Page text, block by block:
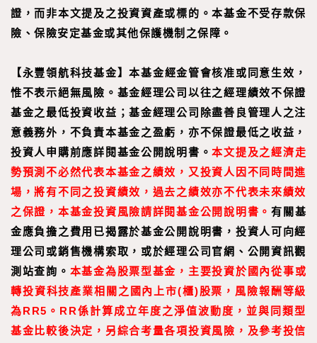
證，而非本文提及之投資資產或標的。本基金不受存款保
險、保險安定基金或其他保護機制之保障。
【永豐領航科技基金】本基金經金管會核准或同意生效，
惟不表示絕無風險。基金經理公司以往之經理績效不保證
基金之最低投資收益；基金經理公司除盡善良管理人之注
意義務外，不負責本基金之盈虧，亦不保證最低之收益，
投資人申購前應詳閱基金公開說明書。本文提及之經濟走
勢預測不必然代表本基金之績效，又投資人因不同時間進
場，將有不同之投資績效，過去之績效亦不代表未來績效
之保證，本基金投資風險請詳閱基金公開說明書。有關基
金應負擔之費用已揭露於基金公開說明書，投資人可向經
理公司或銷售機構索取，或於經理公司官網、公開資訊觀
測站查詢。 本基金為股票型基金，主要投資於國內從事或
轉投資科技產業相關之國內上市(櫃)股票，風險報酬等級
為RR5。RR係計算成立年度之淨值波動度，並與同類型
基金比較後決定，另綜合考量各項投資風險，及參考投信